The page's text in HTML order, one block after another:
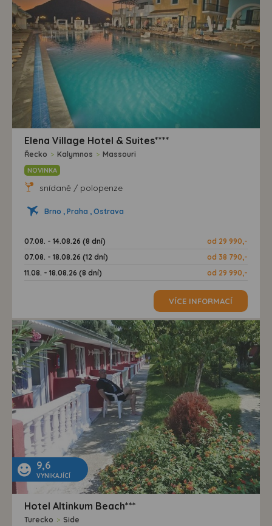
Elena Village Hotel & Suites****
Řecko > Kalymnos > Massouri
NOVINKA
snídaně / polopenze
Brno , Praha , Ostrava
07.08. - 14.08.26 (8 dní)
od 29 990,-
07.08. - 18.08.26 (12 dní)
od 38 790,-
11.08. - 18.08.26 (8 dní)
od 29 990,-
VÍCE INFORMACÍ
9,6
VYNIKAJÍCÍ
Hotel Altinkum Beach***
Turecko > Side